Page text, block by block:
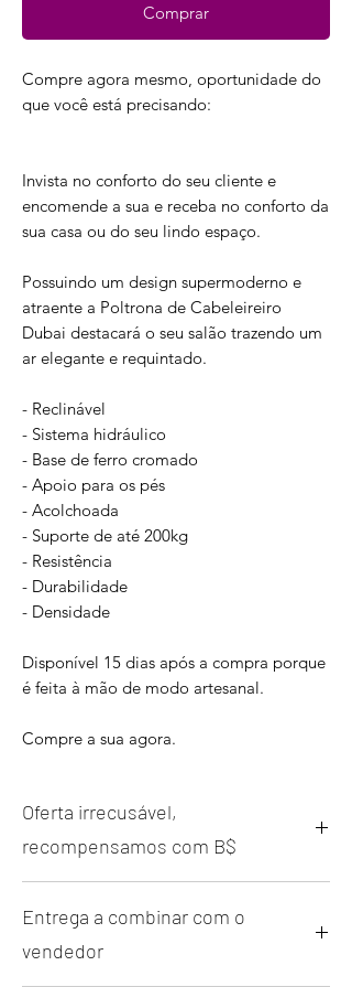
Comprar
Compre agora mesmo, oportunidade do
que você está precisando:
Invista no conforto do seu cliente e
encomende a sua e receba no conforto da
sua casa ou do seu lindo espaço.
Possuindo um design supermoderno e
atraente a Poltrona de Cabeleireiro
Dubai destacará o seu salão trazendo um
ar elegante e requintado.
- Reclinável
- Sistema hidráulico
- Base de ferro cromado
- Apoio para os pés
- Acolchoada
- Suporte de até 200kg
- Resistência
- Durabilidade
- Densidade
Disponível 15 dias após a compra porque
é feita à mão de modo artesanal.
Compre a sua agora.
Oferta irrecusável,
recompensamos com B$
precisa de sorte para vocvê ganhar. Basta
juntar e converter em recompensas sem
sorteio.
Entrega a combinar com o
vendedor